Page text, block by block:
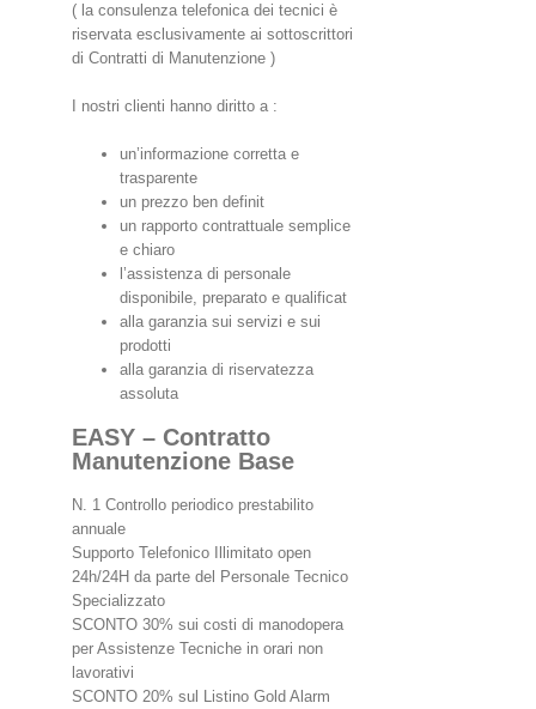
( la consulenza telefonica dei tecnici è
riservata esclusivamente ai sottoscrittori
di Contratti di Manutenzione )
I nostri clienti hanno diritto a :
un’informazione corretta e
trasparente
un prezzo ben definit
un rapporto contrattuale semplice
e chiaro
l’assistenza di personale
disponibile, preparato e qualificat
alla garanzia sui servizi e sui
prodotti
alla garanzia di riservatezza
assoluta
EASY – Contratto
Manutenzione Base
N. 1 Controllo periodico prestabilito
annuale
Supporto Telefonico Illimitato open
24h/24H da parte del Personale Tecnico
Specializzato
SCONTO 30% sui costi di manodopera
per Assistenze Tecniche in orari non
lavorativi
SCONTO 20% sul Listino Gold Alarm